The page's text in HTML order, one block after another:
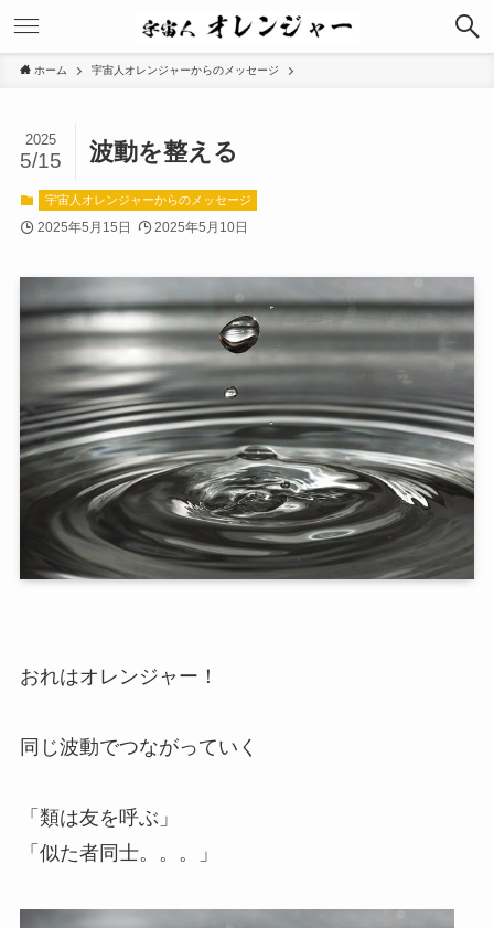
ホーム 宇宙人オレンジャーからのメッセージ
波動を整える
2025
5/15
宇宙人オレンジャーからのメッセージ
2025年5月15日 2025年5月10日
おれはオレンジャー！
同じ波動でつながっていく
「類は友を呼ぶ」
「似た者同士。。。」